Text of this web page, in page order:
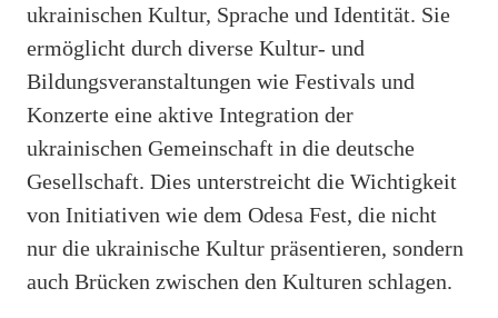
ukrainischen Kultur, Sprache und Identität. Sie
ermöglicht durch diverse Kultur- und
Bildungsveranstaltungen wie Festivals und
Konzerte eine aktive Integration der
ukrainischen Gemeinschaft in die deutsche
Gesellschaft. Dies unterstreicht die Wichtigkeit
von Initiativen wie dem Odesa Fest, die nicht
nur die ukrainische Kultur präsentieren, sondern
auch Brücken zwischen den Kulturen schlagen.